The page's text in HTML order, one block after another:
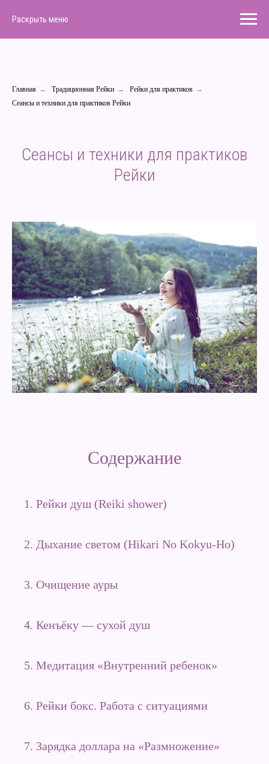
Раскрыть меню
Главная → Традиционная Рейки → Рейки для практиков →
Сеансы и техники для практиков Рейки
Сеансы и техники для практиков
Рейки
Содержание
1. Рейки душ (Reiki shower)
2. Дыхание светом (Hikari No Kokyu-Ho)
3. Очищение ауры
4. Кенъёку — сухой душ
5. Медитация «Внутренний ребенок»
6. Рейки бокс. Работа с ситуациями
7. Зарядка доллара на «Размножение»